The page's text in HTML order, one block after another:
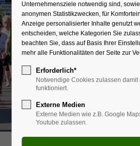
Sport
Unternehmensziele notwendig sind,
anonymen Statistikzwecken, für
Anzeige personalisierter Inhalte genutzt
entscheiden, welche Kategorien Sie
beachten Sie, dass auf Basis Ihrer
mehr alle Funktionalitäten der Seite zur
Erforderlich*
Notwendige Cookies zulassen
funktioniert.
Externe Medien
Externe Medien wie z.B. Google
Youtube zulassen.